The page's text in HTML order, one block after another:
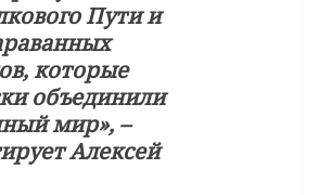
Пути и
которые
объединили
мир», –
Алексей